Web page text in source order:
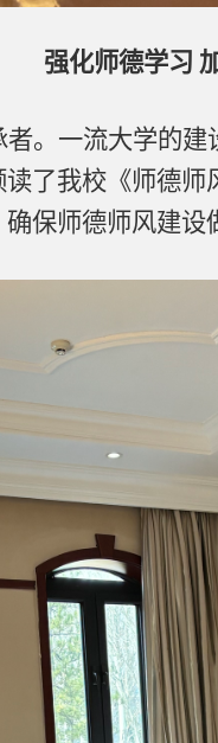
强化师德学习
。一流大学的
了我校《师德
保师德师风建设